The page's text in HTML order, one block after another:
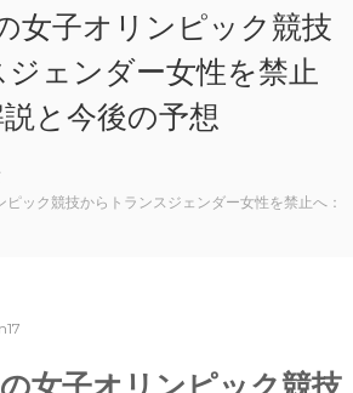
女子オリンピック競技
ェンダー女性を禁止
と今後の予想
ック競技からトランスジェンダー女性を禁止へ：
女子オリンピック競技